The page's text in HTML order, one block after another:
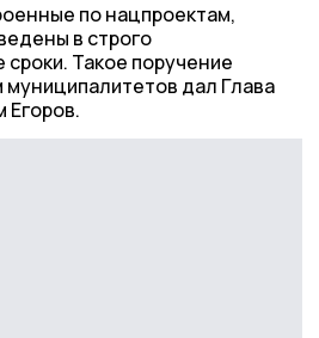
по нацпроектам,
в строго
Такое поручение
дал Глава
Егоров.